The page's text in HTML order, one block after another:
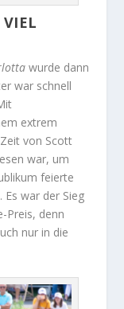
VIEL
wurde dann
war schnell
extrem
von Scott
war, um
feierte
war der Sieg
Preis, denn
nur in die